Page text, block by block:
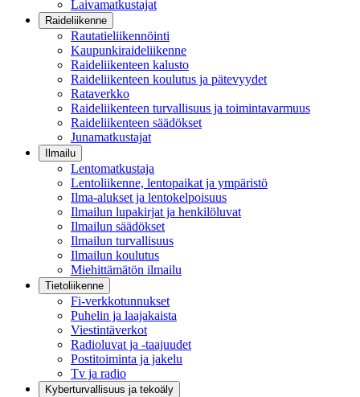
Laivamatkustajat
Raideliikenne
Rautatieliikennöinti
Kaupunkiraideliikenne
Raideliikenteen kalusto
Raideliikenteen koulutus ja pätevyydet
Rataverkko
Raideliikenteen turvallisuus ja toimintavarmuus
Raideliikenteen säädökset
Junamatkustajat
Ilmailu
Lentomatkustaja
Lentoliikenne, lentopaikat ja ympäristö
Ilma-alukset ja lentokelpoisuus
Ilmailun lupakirjat ja henkilöluvat
Ilmailun säädökset
Ilmailun turvallisuus
Ilmailun koulutus
Miehittämätön ilmailu
Tietoliikenne
Fi-verkkotunnukset
Puhelin ja laajakaista
Viestintäverkot
Radioluvat ja -taajuudet
Postitoiminta ja jakelu
Tv ja radio
Kyberturvallisuus ja tekoäly